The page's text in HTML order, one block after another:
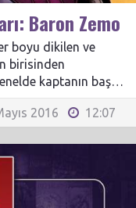
Baron Zemo
boyu dikilen ve
birisinden
kaptanın baş…
2016 12:07